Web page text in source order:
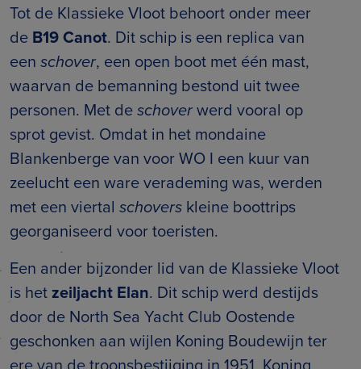
Tot de Klassieke Vloot behoort onder meer
de B19 Canot. Dit schip is een replica van
een schover, een open boot met één mast,
waarvan de bemanning bestond uit twee
personen. Met deschoverwerd vooral op
sprot gevist. Omdat in het mondaine
Blankenberge van voor WO I een kuur van
zeelucht een ware verademing was, werden
met een viertal schovers kleine boottrips
georganiseerd voor toeristen.
Een ander bijzonder lid van de Klassieke Vloot
is het zeiljacht Elan. Dit schip werd destijds
door de North Sea Yacht Club Oostende
geschonken aan wijlen Koning Boudewijn ter